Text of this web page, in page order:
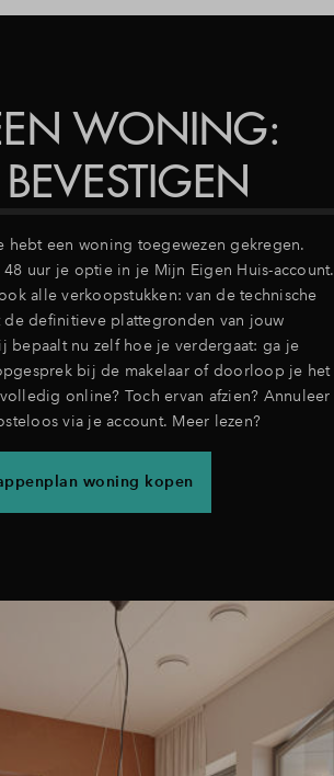
WONING:
hebt een woning toegewezen gekregen.
uur je optie in je Mijn Eigen Huis-account.
alle verkoopstukken: van de technische
definitieve plattegronden van jouw
bepaalt nu zelf hoe je verdergaat: ga je
bij de makelaar of doorloop je het
online? Toch ervan afzien? Annuleer
via je account. Meer lezen?
woning kopen